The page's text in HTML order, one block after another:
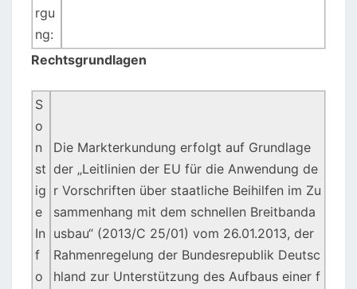
rgu
ng:
Rechtsgrundlagen
S
o
n
st
ig
e
In
f
o
Die Markterkundung erfolgt auf Grundlage
der „Leitlinien der EU für die Anwendung de
r Vorschriften über staatliche Beihilfen im Zu
sammenhang mit dem schnellen Breitbanda
usbau“ (2013/C 25/01) vom 26.01.2013, der
Rahmenregelung der Bundesrepublik Deutsc
hland zur Unterstützung des Aufbaus einer f